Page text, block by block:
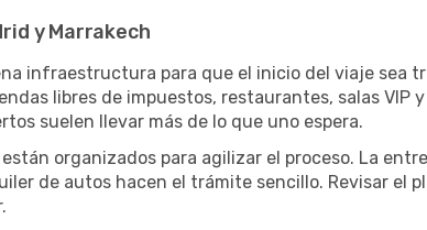
y Marrakech
infraestructura para que el inicio del viaje sea
libres de impuestos, restaurantes, salas VIP
suelen llevar más de lo que uno espera.
organizados para agilizar el proceso. La
de autos hacen el trámite sencillo. Revisar el